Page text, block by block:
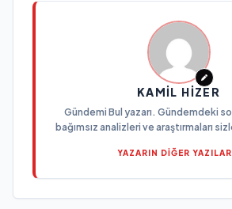
KAMIL HIZER
Gündemi Bul yazarı. Gündemdeki
bağımsız analizleri ve araştırmaları
YAZARIN DİĞER